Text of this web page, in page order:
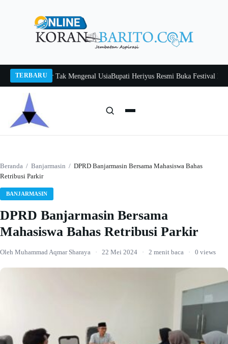
TERBARU
Belajar Tak Mengenal UsiaBupati Heriyus Resmi Buka Festival Budaya
Beranda / Banjarmasin / DPRD Banjarmasin Bersama Mahasiswa Bahas
Retribusi Parkir
BANJARMASIN
DPRD Banjarmasin Bersama
Mahasiswa Bahas Retribusi Parkir
Oleh Muhammad Aqmar Sharaya · 22 Mei 2024 · 2 menit baca · 0 views